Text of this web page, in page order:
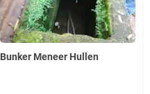
Bunker Meneer Hullen